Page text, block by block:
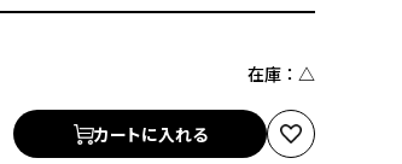
在庫： △
カートに入れる